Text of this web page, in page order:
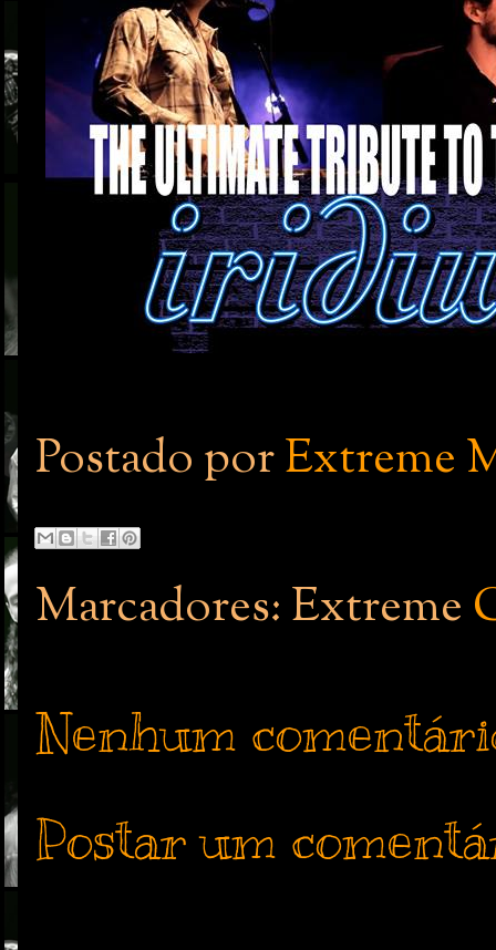
Postado porExtreme
Marcadores: Extreme
Nenhum
Postar um